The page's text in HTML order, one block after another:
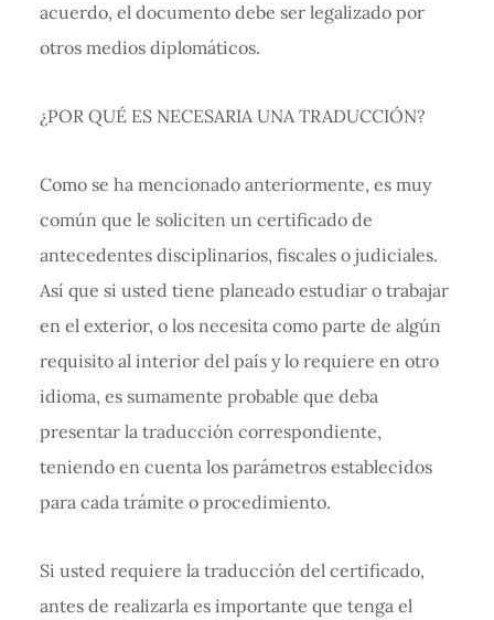
acuerdo, el documento debe ser legalizado por
otros medios diplomáticos.
¿POR QUÉ ES NECESARIA UNA TRADUCCIÓN?
Como se ha mencionado anteriormente, es muy
común que le soliciten un certificado de
antecedentes disciplinarios, fiscales o judiciales.
Así que si usted tiene planeado estudiar o trabajar
en el exterior, o los necesita como parte de algún
requisito al interior del país y lo requiere en otro
idioma, es sumamente probable que deba
presentar la traducción correspondiente,
teniendo en cuenta los parámetros establecidos
para cada trámite o procedimiento.
Si usted requiere la traducción del certificado,
antes de realizarla es importante que tenga el